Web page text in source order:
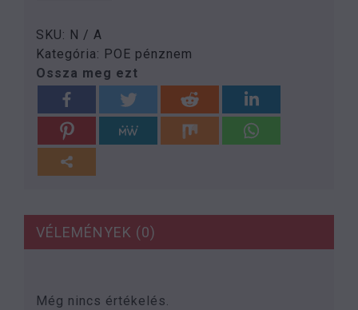
SKU: N / A
Kategória: POE pénznem
Ossza meg ezt
VÉLEMÉNYEK (0)
Még nincs értékelés.